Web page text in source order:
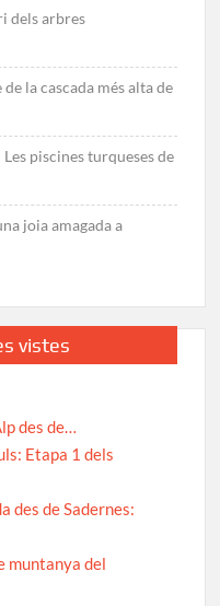
dels arbres
la cascada més alta de
piscines turqueses de
joia amagada a
vistes
des de…
Etapa 1 dels
des de Sadernes:
muntanya del